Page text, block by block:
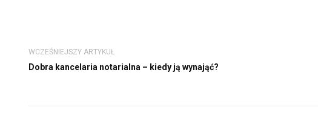
WCZEŚNIEJSZY ARTYKUŁ
Dobra kancelaria notarialna – kiedy ją wynająć?